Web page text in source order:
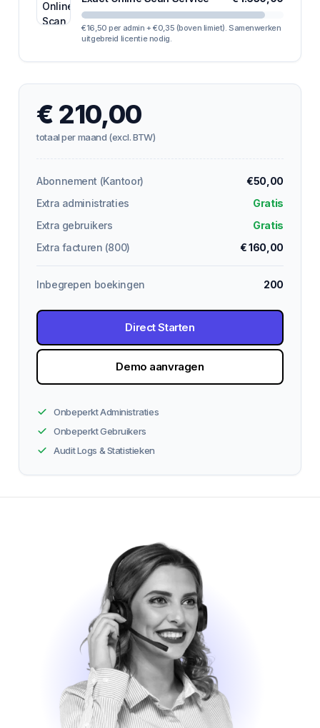
€16,50 per admin + €0,35 (boven limiet). Samenwerken
uitgebreid licentie nodig.
€ 210,00
totaal per maand (excl. BTW)
Abonnement (Kantoor)
€50,00
Extra administraties
Gratis
Extra gebruikers
Gratis
Extra facturen (800) € 160,00
Inbegrepen boekingen 200
Direct Starten
Demo aanvragen
Onbeperkt Administraties
Onbeperkt Gebruikers
Audit Logs & Statistieken